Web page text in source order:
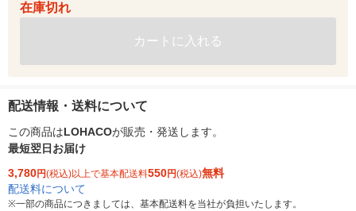
在庫切れ
カートに入れる
配送情報・送料について
この商品はLOHACOが販売・発送します。
最短翌日お届け
3,780円(税込)以上で基本配送料550円(税込)無料
配送料について
※一部の商品につきましては、基本配送料を当社が負担いたします。